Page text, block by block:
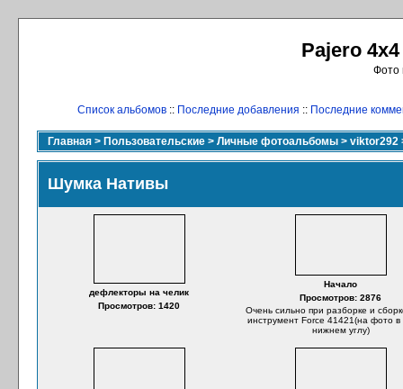
Pajero
Фото
Список альбомов :: Последние добавления :: Последние
Главная > Пользовательские > Личные фотоальбомы > viktor292
Шумка Нативы
дефлекторы на челик
Просмотров: 1420
Начало
Просмотров: 2876
Очень сильно при разборке и
инструмент Force 41421(на фото в
нижнем углу)